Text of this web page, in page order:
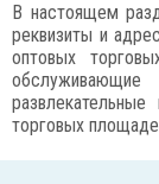
В настоящем
реквизиты и
оптовых
торговых